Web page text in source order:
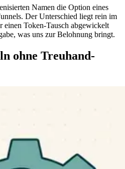
Namen die Option eines
Der Unterschied liegt rein im
Token-Tausch abgewickelt
was uns zur Belohnung bringt.
ohne Treuhand-